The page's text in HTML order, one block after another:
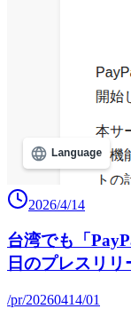
2026/4/14
台湾でも「
日のプレスリ
/pr/20260414/01